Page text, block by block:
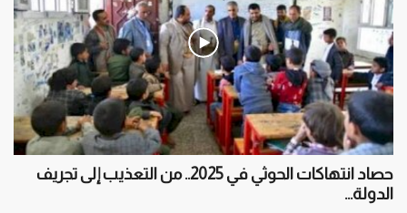
حصاد انتهاكات الحوثي في 2025.. من التعذيب إلى تجريف
الدولة...